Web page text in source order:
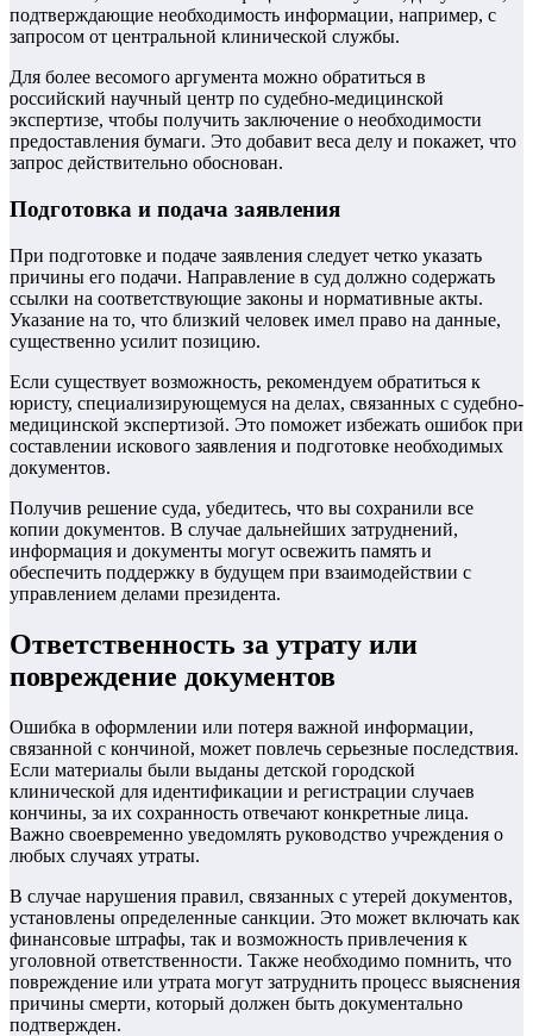
подтверждающие необходимость информации, например, с
запросом от центральной клинической службы.
Для более весомого аргумента можно обратиться в
российский научный центр по судебно-медицинской
экспертизе, чтобы получить заключение о необходимости
предоставления бумаги. Это добавит веса делу и покажет, что
запрос действительно обоснован.
Подготовка и подача заявления
При подготовке и подаче заявления следует четко указать
причины его подачи. Направление в суд должно содержать
ссылки на соответствующие законы и нормативные акты.
Указание на то, что близкий человек имел право на данные,
существенно усилит позицию.
Если существует возможность, рекомендуем обратиться к
юристу, специализирующемуся на делах, связанных с судебно-
медицинской экспертизой. Это поможет избежать ошибок при
составлении искового заявления и подготовке необходимых
документов.
Получив решение суда, убедитесь, что вы сохранили все
копии документов. В случае дальнейших затруднений,
информация и документы могут освежить память и
обеспечить поддержку в будущем при взаимодействии с
управлением делами президента.
Ответственность за утрату или
повреждение документов
Ошибка в оформлении или потеря важной информации,
связанной с кончиной, может повлечь серьезные последствия.
Если материалы были выданы детской городской
клинической для идентификации и регистрации случаев
кончины, за их сохранность отвечают конкретные лица.
Важно своевременно уведомлять руководство учреждения о
любых случаях утраты.
В случае нарушения правил, связанных с утерей документов,
установлены определенные санкции. Это может включать как
финансовые штрафы, так и возможность привлечения к
уголовной ответственности. Также необходимо помнить, что
повреждение или утрата могут затруднить процесс выяснения
причины смерти, который должен быть документально
подтвержден.